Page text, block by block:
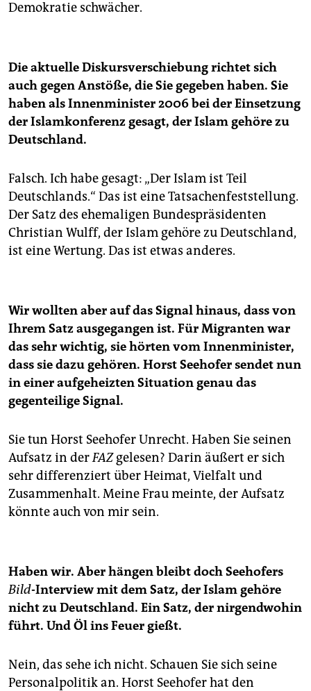
Demokratie schwächer.
Die aktuelle Diskursverschiebung richtet sich
auch gegen Anstöße, die Sie gegeben haben. Sie
haben als Innenminister 2006 bei der Einsetzung
der Islamkonferenz gesagt, der Islam gehöre zu
Deutschland.
Falsch. Ich habe gesagt: „Der Islam ist Teil
Deutschlands.“ Das ist eine Tatsachenfeststellung.
Der Satz des ehemaligen Bundespräsidenten
Christian Wulff, der Islam gehöre zu Deutschland,
ist eine Wertung. Das ist etwas anderes.
Wir wollten aber auf das Signal hinaus, dass von
Ihrem Satz ausgegangen ist. Für Migranten war
das sehr wichtig, sie hörten vom Innenminister,
dass sie dazu gehören. Horst Seehofer sendet nun
in einer aufgeheizten Situation genau das
gegenteilige Signal.
Sie tun Horst Seehofer Unrecht. Haben Sie seinen
Aufsatz in derFAZgelesen? Darin äußert er sich
sehr differenziert über Heimat, Vielfalt und
Zusammenhalt. Meine Frau meinte, der Aufsatz
könnte auch von mir sein.
Haben wir. Aber hängen bleibt doch Seehofers
Bild-Interview mit dem Satz, der Islam gehöre
nicht zu Deutschland. Ein Satz, der nirgendwohin
führt. Und Öl ins Feuer gießt.
Nein, das sehe ich nicht. Schauen Sie sich seine
Personalpolitik an. Horst Seehofer hat den